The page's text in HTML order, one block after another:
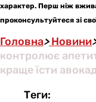
характер. Перш ніж
проконсультуйтеся зі
Головна>Новини
контролює
краще їсти
Теги: